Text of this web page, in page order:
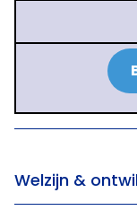
Welzijn &